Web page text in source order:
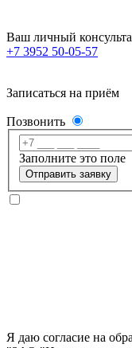
Ваш личный
+7 3952 50-05-57
Записаться на приём
Позвонить
Заполните это поле
Отправить заявку
Я даю согласие на